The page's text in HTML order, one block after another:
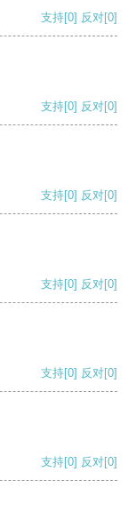
支持[0] 反对[0]
支持[0] 反对[0]
支持[0] 反对[0]
支持[0] 反对[0]
支持[0] 反对[0]
支持[0] 反对[0]